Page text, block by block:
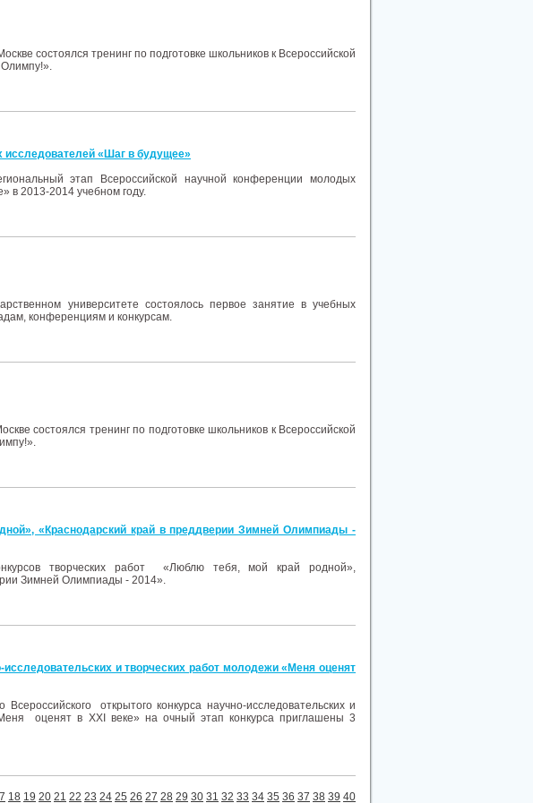
состоялся тренинг по подготовке школьников к Всероссийской
к Олимпу!».
«Шаг в будущее»
этап Всероссийской научной конференции молодых
в 2013-2014 учебном году.
университете состоялось первое занятие в учебных
конференциям и конкурсам.
состоялся тренинг по подготовке школьников к Всероссийской
«Краснодарский край в преддверии Зимней Олимпиады -
творческих работ «Люблю тебя, мой край родной»,
Зимней Олимпиады - 2014».
и творческих работ молодежи «Меня оценят
Всероссийского открытого конкурса научно-исследовательских и
оценят в XXI веке» на очный этап конкурса приглашены 3
18 19 20 21 22 23 24 25 26 27 28 29 30 31 32 33 34 35 36 37 38 39 40